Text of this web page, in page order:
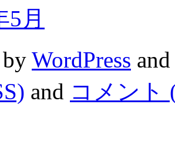
5月
WordPress
and コメント